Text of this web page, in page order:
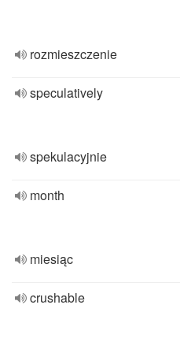
rozmieszczenie
speculatively
spekulacyjnie
month
miesiąc
crushable